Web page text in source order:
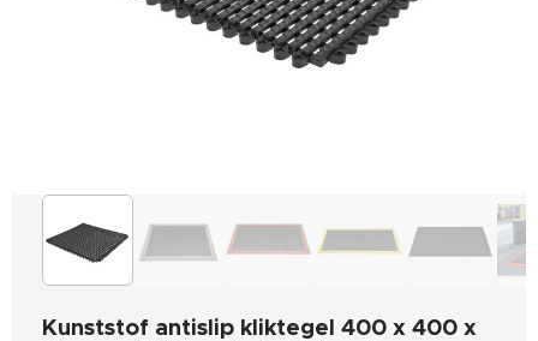
Kunststof antislip kliktegel 400 x 400 x